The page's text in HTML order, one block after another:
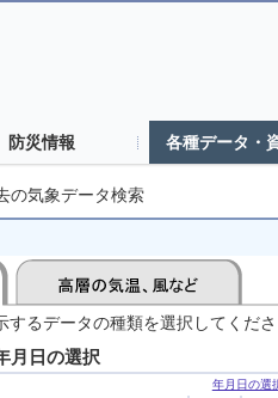
防災情報 各種データ・
の気象データ検索
するデータの種類を選択してくだ
月日の選択
年月日の選